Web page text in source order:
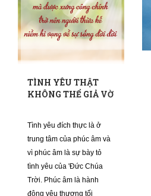
TÌNH YÊU THẬT
KHÔNG THỂ GIẢ VỜ
Tình yêu đích thực là ở
trung tâm của phúc âm và
vì phúc âm là sự bày tỏ
tình yêu của 'Đức Chúa
Trời. Phúc âm là hành
động yêu thương tối